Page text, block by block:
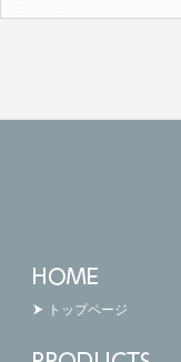
トップページ